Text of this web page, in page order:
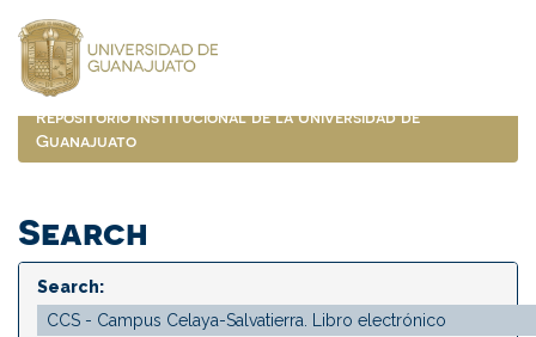
navigation
Repositorio Institucional de la Universidad de
Guanajuato
Search
Search: